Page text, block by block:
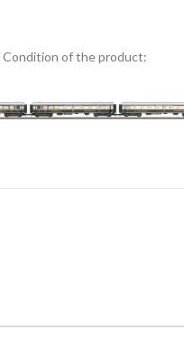
Condition of the product: